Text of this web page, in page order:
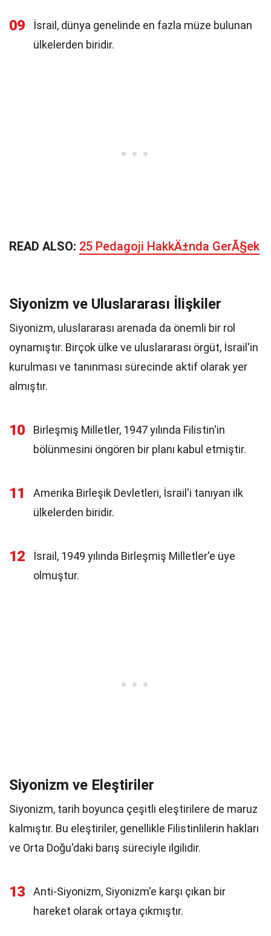
09
İsrail, dünya genelinde en fazla müze bulunan
ülkelerden biridir.
READ ALSO: 25 Pedagoji HakkÄ±nda GerÃ§ek
Siyonizm ve Uluslararası İlişkiler
Siyonizm, uluslararası arenada da önemli bir rol
oynamıştır. Birçok ülke ve uluslararası örgüt, İsrail'in
kurulması ve tanınması sürecinde aktif olarak yer
almıştır.
10
Birleşmiş Milletler, 1947 yılında Filistin'in
bölünmesini öngören bir planı kabul etmiştir.
11
Amerika Birleşik Devletleri, İsrail'i tanıyan ilk
ülkelerden biridir.
12
İsrail, 1949 yılında Birleşmiş Milletler'e üye
olmuştur.
Siyonizm ve Eleştiriler
Siyonizm, tarih boyunca çeşitli eleştirilere de maruz
kalmıştır. Bu eleştiriler, genellikle Filistinlilerin hakları
ve Orta Doğu'daki barış süreciyle ilgilidir.
13
Anti-Siyonizm, Siyonizm'e karşı çıkan bir
hareket olarak ortaya çıkmıştır.